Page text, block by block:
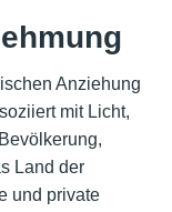
Anziehung
mit Licht,
Land der
und private